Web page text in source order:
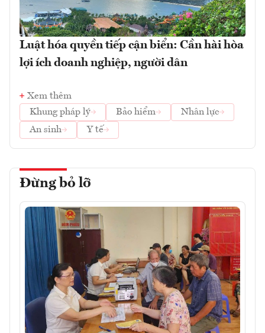
Luật hóa quyền tiếp cận biển: Cần hài hòa
lợi ích doanh nghiệp, người dân
Xem thêm
Khung pháp lý
Bảo hiểm
Nhân lực
An sinh
Y tế
Đừng bỏ lỡ